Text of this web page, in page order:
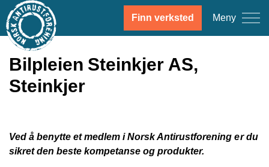
Finn verksted Meny
Bilpleien Steinkjer AS,
Steinkjer
Ved å benytte et medlem i Norsk Antirustforening er du
sikret den beste kompetanse og produkter.